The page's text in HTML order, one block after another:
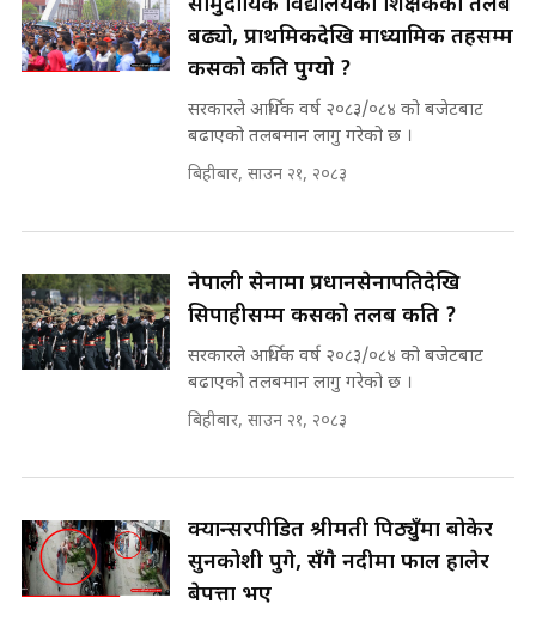
रसुवाकाे भाङ्गे झरना | Bhange
Waterfall of Rasuwa ||
SIDHAKURA ||
कहिले बन्ला चक्रपथ ? विस्तार कार्यमा
पटकपटक भावुक बने गृहमन्त्री सुदन
गुरुङ, भक्कानिए सांसदहरू ||
SIDHAKURA ||
घुसको डिल गर्ने मन्त्रीकाे राजिनामा,
भूमिसुधार मन्त्रीलाई जोगाइदै ! ||
SIDHAKURA ||
७८ लाख घुस खाने मन्त्री ! जोगाउने
SIDHAKURA INVESTIGATION
||
मन्त्री र पूर्व मन्त्रीको ७८ लाख घुस डिलको
SIDHAKURA |
मन्त्री राजकुमारलाई घुस दिने विचौलीया
पूर्व मन्त्री रञ्जिता || SIDHAKURA
||
बढ्यो, प्राथमिकदेखि माध्यामिक तहसम्म
कसको कति पुग्यो ?
सरकारले आर्थिक वर्ष २०८३/०८४ को बजेटबाट
बढाएको तलबमान लागु गरेको छ ।
बिहीबार, साउन २१, २०८३
नेपाली सेनामा प्रधानसेनापतिदेखि
सिपाहीसम्म कसको तलब कति ?
सरकारले आर्थिक वर्ष २०८३/०८४ को बजेटबाट
बढाएको तलबमान लागु गरेको छ ।
बिहीबार, साउन २१, २०८३
क्यान्सरपीडित श्रीमती पिठ्युँमा बोकेर
सुनकोशी पुगे, सँगै नदीमा फाल हालेर
बेपत्ता भए